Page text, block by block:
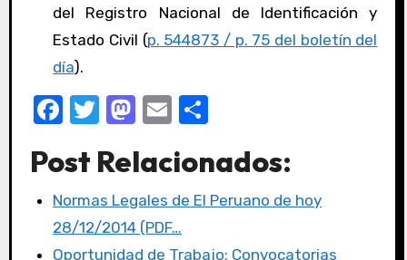
del Registro Nacional de Identificación y
Estado Civil (p. 544873 / p. 75 del boletín del
día).
F
c
e
b
T
it
te
r
M
st
o
d
E
ail m
p
Post Relacionados:
Normas Legales de El Peruano de hoy
28/12/2014 (PDF…
Oportunidad de Trabajo: Convocatorias